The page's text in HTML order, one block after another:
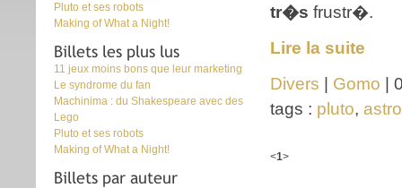
Pluto et ses robots
Making of What a Night!
Billets les plus lus
11 jeux moins bons que leur marketing
Le syndrome du fan
Machinima : du Shakespeare avec des
Lego
Pluto et ses robots
Making of What a Night!
Billets par auteur
tr�s frustr�.
Lire la suite
Divers
Gomo |
tags : pluto, astro
<1>